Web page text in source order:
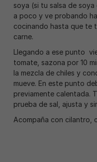
soya (si tu salsa de
a poco y ve probando
cocinando hasta que te
carne.
Llegando a ese punto
tomate, sazona por 10
la mezcla de chiles y
mueve. En este punto
previamente calentada.
prueba de sal, ajusta y
Acompaña con cilantro,